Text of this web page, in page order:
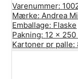
Varenummer:
Mærke: Andrea
Emballage: Flaske
Pakning: 12 x 250
Kartoner pr palle: